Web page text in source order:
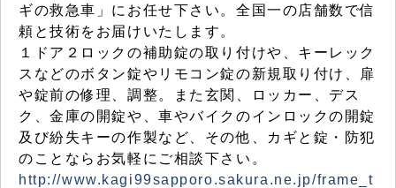
ギの救急車」にお任せ下さい。全国一の店舗数で信
頼と技術をお届けいたします。
１ドア２ロックの補助錠の取り付けや、キーレック
スなどのボタン錠やリモコン錠の新規取り付け、扉
や錠前の修理、調整。また玄関、ロッカー、デス
ク、金庫の開錠や、車やバイクのインロックの開錠
及び紛失キーの作製など、その他、カギと錠・防犯
のことならお気軽にご相談下さい。
http://www.kagi99sapporo.sakura.ne.jp/frame_t